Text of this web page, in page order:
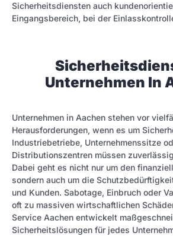
Sicherheitsdiensten auch
Eingangsbereich, bei der
Unternehmen In
Unternehmen in Aachen stehen vor
Herausforderungen, wenn es um
Industriebetriebe, Unternehmenssitze
Distributionszentren müssen
Dabei geht es nicht nur um den
sondern auch um die
und Kunden. Sabotage, Einbruch oder
oft zu massiven wirtschaftlichen
Service Aachen entwickelt
Sicherheitslösungen für jedes